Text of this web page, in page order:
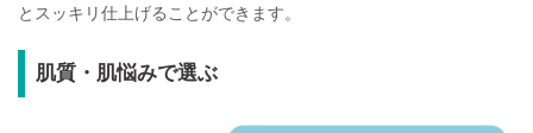
とスッキリ仕上げることができます。
肌質・肌悩みで選ぶ